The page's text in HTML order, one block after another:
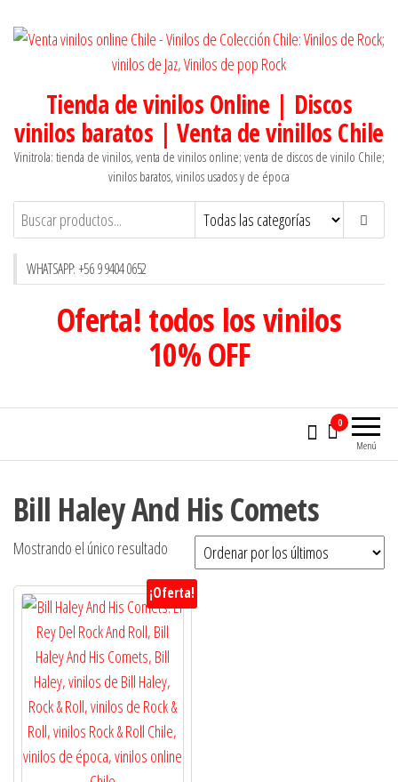
Tienda de vinilos Online | Discos
vinilos baratos | Venta de vinillos Chile
Vinitrola: tienda de vinilos, venta de vinilos online; venta de discos de vinilo Chile;
vinilos baratos, vinilos usados y de época
WHATSAPP: +56 9 9404 0652
Oferta! todos los vinilos
10% OFF
Menú
0
Bill Haley And His Comets
Mostrando el único resultado
¡Oferta!